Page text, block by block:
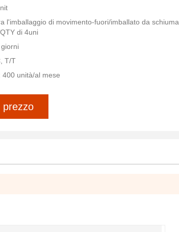
l'imballaggio di movimento-fuori/imballato da schiuma
di 4uni
T/T
unità/al mese
prezzo